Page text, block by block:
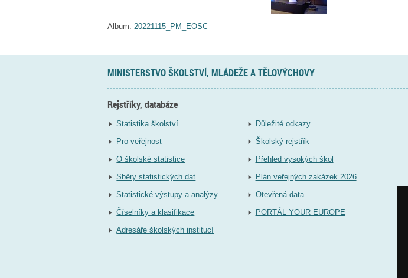
Album: 20221115_PM_EOSC
MINISTERSTVO ŠKOLSTVÍ, MLÁDEŽE A TĚLOVÝCHOVY
Rejstříky, databáze
Statistika školství
Pro veřejnost
O školské statistice
Sběry statistických dat
Statistické výstupy a analýzy
Číselníky a klasifikace
Adresáře školských institucí
Důležité odkazy
Školský rejstřík
Přehled vysokých škol
Plán veřejných zakázek 2026
Otevřená data
PORTÁL YOUR EUROPE